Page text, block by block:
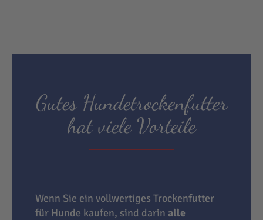
Gutes Hundetrockenfutter
hat viele Vorteile
Wenn Sie ein vollwertiges Trockenfutter
für Hunde kaufen, sind darin alle